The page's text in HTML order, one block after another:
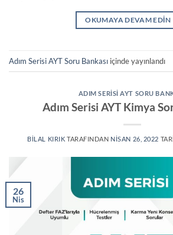
OKUMAYA DEVAM EDIN
Adım Serisi AYT Soru Bankası içinde yayınlandı
ADIM SERISI AYT SORU
Adım Serisi AYT Kimya
BILAL KIRIK TARAFINDAN NISAN 26, 2022
26
Nis